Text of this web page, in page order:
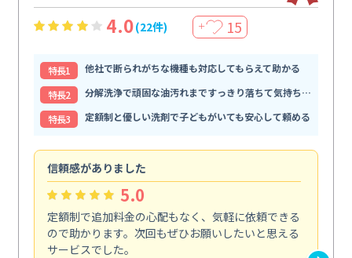
4.0(22件) ＋ 15
特⻑1
他社で断られがちな機種も対応してもらえて助かる
特⻑2
分解洗浄で頑固な油汚れまですっきり落ちて気持ちいい
特⻑3
定額制と優しい洗剤で子どもがいても安心して頼める
信頼感がありました
5.0
定額制で追加料金の心配もなく、気軽に依頼できる
ので助かります。次回もぜひお願いしたいと思える
サービスでした。